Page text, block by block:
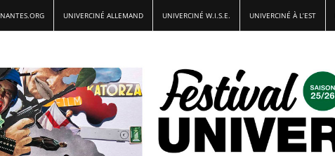
UNIVERCINÉ ALLEMAND UNIVERCINÉ W.I.S.E. UNIVERCINÉ À L’EST